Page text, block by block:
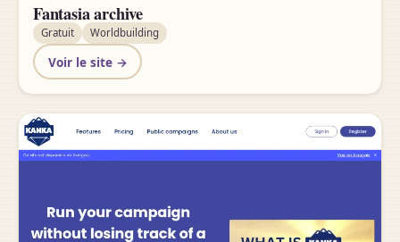
Fantasia archive
Gratuit Worldbuilding
Voir le site →